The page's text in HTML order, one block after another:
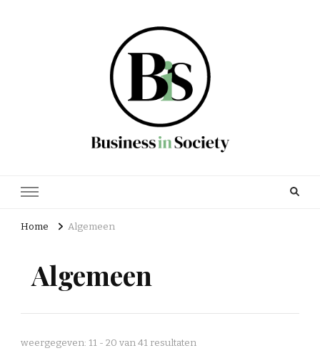
Home Algemeen
Algemeen
weergegeven: 11 - 20 van 41 resultaten